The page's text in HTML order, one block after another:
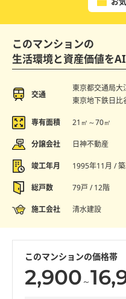
このマンションの
生活環境と資産価値を
交通
東京都交通局大
東京地下鉄日比
専有面積 21㎡～70㎡
分譲会社 日神不動産
竣工年月 1995年11月 /
総戸数 79戸 / 12階
施工会社 清水建設
このマンションの価格帯
2,900 ～